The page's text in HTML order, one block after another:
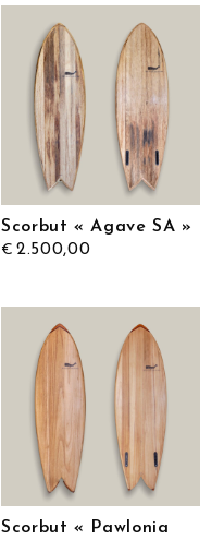
Scorbut « Agave SA »
€ 2.500,00
Scorbut « Pawlonia